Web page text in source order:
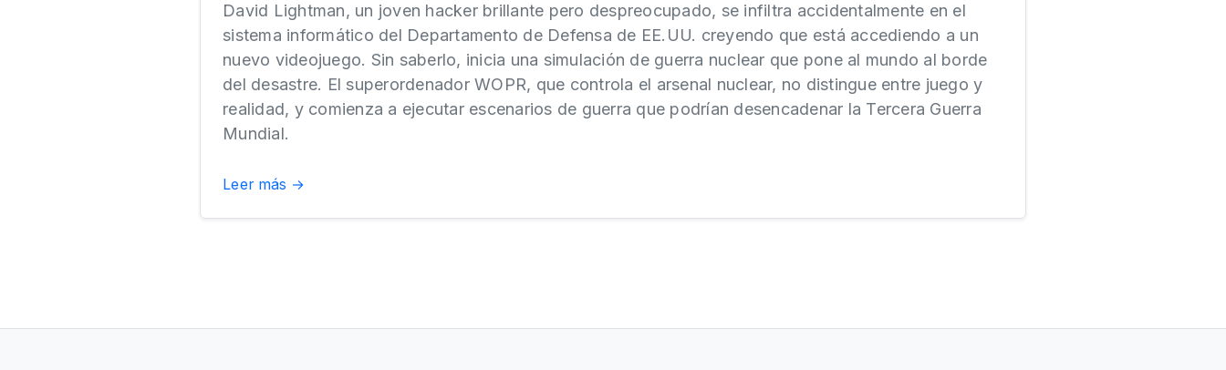
David Lightman, un joven hacker brillante pero despreocupado, se infiltra accidentalmente en el
sistema informático del Departamento de Defensa de EE.UU. creyendo que está accediendo a un
nuevo videojuego. Sin saberlo, inicia una simulación de guerra nuclear que pone al mundo al borde
del desastre. El superordenador WOPR, que controla el arsenal nuclear, no distingue entre juego y
realidad, y comienza a ejecutar escenarios de guerra que podrían desencadenar la Tercera Guerra
Mundial.
Leer más →